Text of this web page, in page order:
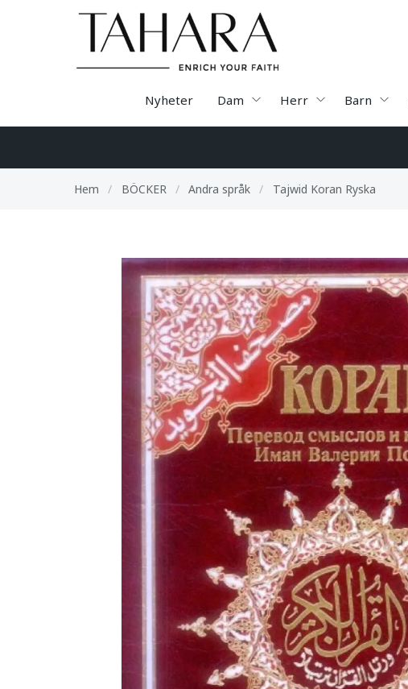
Nyheter Dam Herr Barn
Hem / BÖCKER / Andra språk / Tajwid Koran Ryska